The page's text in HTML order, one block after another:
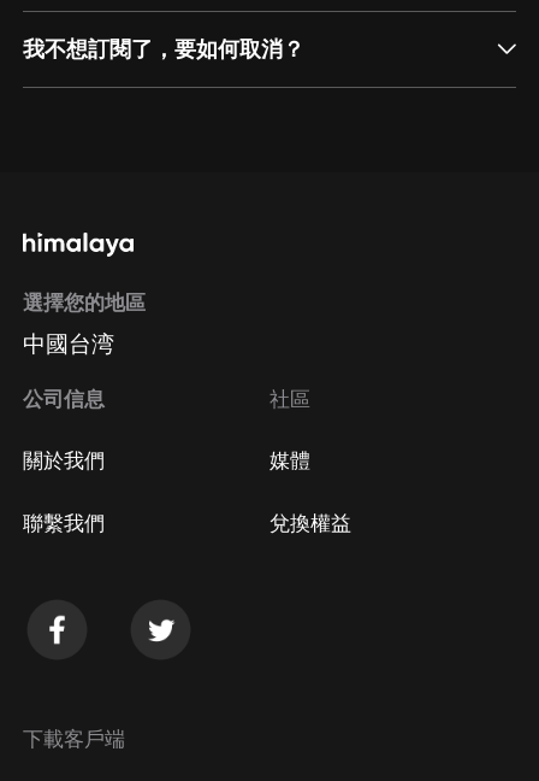
我不想訂閱了，要如何取消？
方法 Google Play取消訂閱方法
選擇您的地區
中國台湾
公司信息
關於我們
聯繫我們
社區
媒體
兌換權益
下載客戶端